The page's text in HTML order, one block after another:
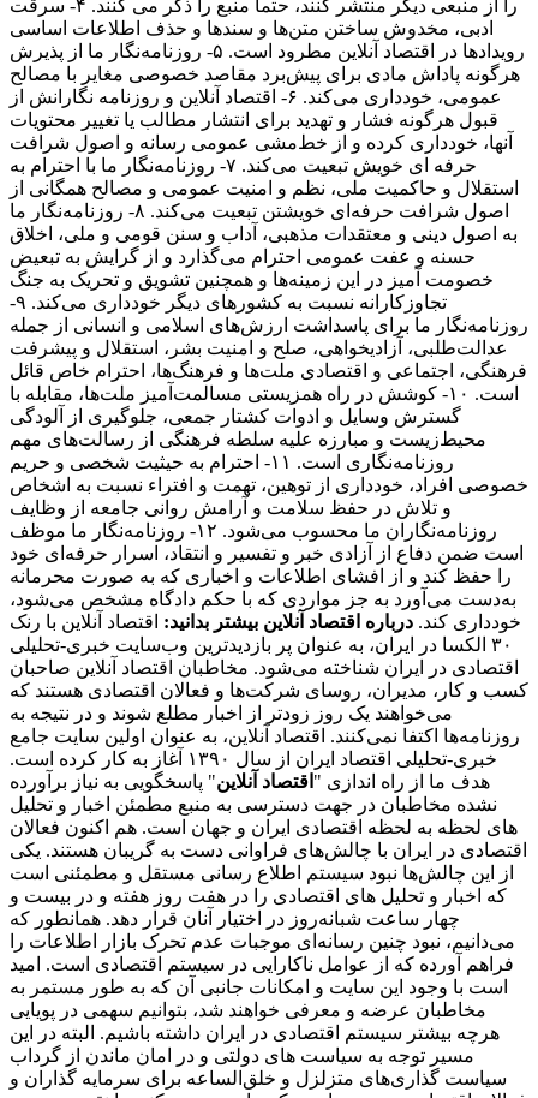
را از منبعی دیگر منتشر کنند، حتما منبع را ذکر می کنند. ۴- سرقت
ادبی، مخدوش ساختن متن‌ها و سندها و حذف اطلاعات اساسی
رویدادها در اقتصاد آنلاین مطرود است. ۵- روزنامه‌نگار ما از پذیرش
هرگونه پاداش مادی برای پیش‌برد مقاصد خصوصی مغایر با مصالح
عمومی، خودداری می‌کند. ۶- اقتصاد آنلاین و روزنامه نگارانش از
قبول هرگونه فشار و تهدید برای انتشار مطالب یا تغییر محتویات
آنها، خودداری کرده و از خط‌مشی عمومی رسانه و اصول شرافت
حرفه ای خویش تبعیت می‌کند. ۷- روزنامه‌نگار ما با احترام به
استقلال و حاکمیت ملی، نظم و امنیت عمومی و مصالح همگانی از
اصول شرافت حرفه‌ای خویشتن تبعیت می‌کند. ۸- روزنامه‌نگار ما
به اصول دینی و معتقدات مذهبی، آداب و سنن قومی و ملی، اخلاق
حسنه و عفت عمومی احترام می‌گذارد و از گرایش به تبعیض
خصومت آمیز در این زمینه‌ها و همچنین تشویق و تحریک به جنگ
تجاوزکارانه نسبت به کشورهای دیگر خودداری می‌کند. ۹-
روزنامه‌نگار ما برای پاسداشت ارزش‌های اسلامی و انسانی از جمله
عدالت‌طلبی، آزادیخواهی، صلح و امنیت بشر، استقلال و پیشرفت
فرهنگی، اجتماعی و اقتصادی ملت‌ها و فرهنگ‌ها، احترام خاص قائل
است. ۱۰- کوشش در راه همزیستی مسالمت‌آمیز ملت‌ها، مقابله با
گسترش وسایل و ادوات کشتار جمعی، جلوگیری از آلودگی
محیط‌زیست و مبارزه علیه سلطه فرهنگی از رسالت‌های مهم
روزنامه‌نگاری است. ۱۱- احترام به حیثیت شخصی و حریم
خصوصی افراد، خودداری از توهین، تهمت و افتراء نسبت به اشخاص
و تلاش در حفظ سلامت و آرامش روانی جامعه از وظایف
روزنامه‌نگاران ما محسوب می‌شود. ۱۲- روزنامه‌نگار ما موظف
است ضمن دفاع از آزادی خبر و تفسیر و انتقاد، اسرار حرفه‌ای خود
را حفظ کند و از افشای اطلاعات و اخباری که به صورت محرمانه
به‌دست می‌آورد به جز مواردی که با حکم دادگاه مشخص می‌شود،
خودداری کند. درباره اقتصاد آنلاین بیشتر بدانید: اقتصاد آنلاین با رنک
۳۰ الکسا در ایران، به عنوان پر بازدیدترین وب‌سایت خبری-تحلیلی
اقتصادی در ایران شناخته می‌شود. مخاطبان اقتصاد آنلاین صاحبان
کسب و کار، مدیران، روسای شرکت‌ها و فعالان اقتصادی هستند که
می‌خواهند یک روز زودتر از اخبار مطلع شوند و در نتیجه به
روزنامه‌ها اکتفا نمی‌کنند. اقتصاد آنلاین، به عنوان اولین سایت جامع
خبری-تحلیلی اقتصاد ایران از سال ۱۳۹۰ آغاز به کار کرده است.
هدف ما از راه اندازی " اقتصاد آنلاین" پاسخگویی به نیاز برآورده
نشده مخاطبان در جهت دسترسی به منبع مطمئن اخبار و تحلیل
های لحظه به لحظه اقتصادی ایران و جهان است. هم اکنون فعالان
اقتصادی در ایران با چالش‌های فراوانی دست به گریبان هستند. یکی
از این چالش‌ها نبود سیستم اطلاع رسانی مستقل و مطمئنی است
که اخبار و تحلیل های اقتصادی را در هفت روز هفته و در بیست و
چهار ساعت شبانه‌روز در اختیار آنان قرار دهد. همانطور که
می‌دانیم، نبود چنین رسانه‌ای موجبات عدم تحرک بازار اطلاعات را
فراهم آورده که از عوامل ناکارایی در سیستم اقتصادی است. امید
است با وجود این سایت و امکانات جانبی آن که به طور مستمر به
مخاطبان عرضه و معرفی خواهند شد، بتوانیم سهمی در پویایی
هرچه بیشتر سیستم اقتصادی در ایران داشته باشیم. البته در این
مسیر توجه به سیاست های دولتی و در امان ماندن از گرداب
سیاست گذاری‌های متزلزل و خلق‌الساعه برای سرمایه گذاران و